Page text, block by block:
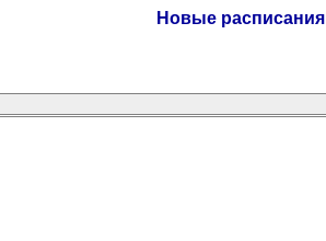
Новые расписания